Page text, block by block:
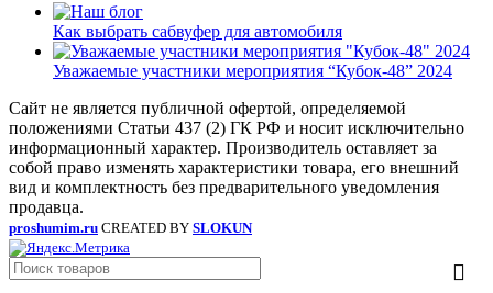
Как выбрать сабвуфер для автомобиля
Уважаемые участники мероприятия “Кубок-48” 2024
Сайт не является публичной офертой, определяемой
положениями Статьи 437 (2) ГК РФ и носит исключительно
информационный характер. Производитель оставляет за
собой право изменять характеристики товара, его внешний
вид и комплектность без предварительного уведомления
продавца.
proshumim.ru CREATED BY SLOKUN